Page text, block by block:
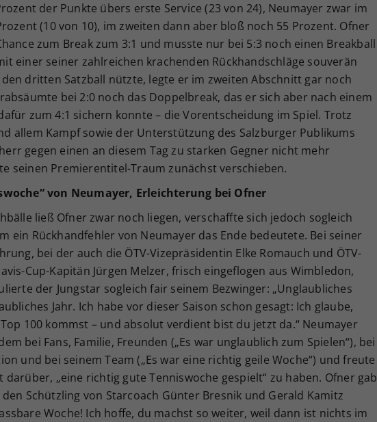
der Punkte übers erste Service (23 von 24), Neumayer zwar im
(10 von 10), im zweiten dann aber bloß noch 55 Prozent. Ofner
zum Break zum 3:1 und musste nur bei 5:3 noch einen Breakball
einer seiner zahlreichen krachenden Rückhandschläge souverän
dritten Satzball nützte, legte er im zweiten Abschnitt gar noch
bei 2:0 noch das Doppelbreak, das er sich aber nach einem
zum 4:1 sichern konnte – die Vorentscheidung im Spiel. Trotz
allem Kampf sowie der Unterstützung des Salzburger Publikums
gegen einen an diesem Tag zu starken Gegner nicht mehr
seinen Premierentitel-Traum zunächst verschieben.
von Neumayer, Erleichterung bei Ofner
ließ Ofner zwar noch liegen, verschaffte sich jedoch sogleich
ein Rückhandfehler von Neumayer das Ende bedeutete. Bei seiner
bei der auch die ÖTV-Vizepräsidentin Elke Romauch und ÖTV-
Cup-Kapitän Jürgen Melzer, frisch eingeflogen aus Wimbledon,
der Jungstar sogleich fair seinem Bezwinger: „Unglaubliches
Jahr. Ich habe vor dieser Saison schon gesagt: Ich glaube,
100 kommst – und absolut verdient bist du jetzt da.“ Neumayer
bei Fans, Familie, Freunden („Es war unglaublich zum Spielen“), bei
und bei seinem Team („Es war eine richtig geile Woche“) und freute
darüber, „eine richtig gute Tenniswoche gespielt“ zu haben. Ofner gab
Schützling von Starcoach Günter Bresnik und Gerald Kamitz
Woche! Ich hoffe, du machst so weiter, weil dann ist nichts im